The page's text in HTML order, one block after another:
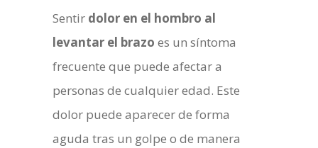
Sentir dolor en el hombro al
levantar el brazo es un síntoma
frecuente que puede afectar a
personas de cualquier edad. Este
dolor puede aparecer de forma
aguda tras un golpe o de manera